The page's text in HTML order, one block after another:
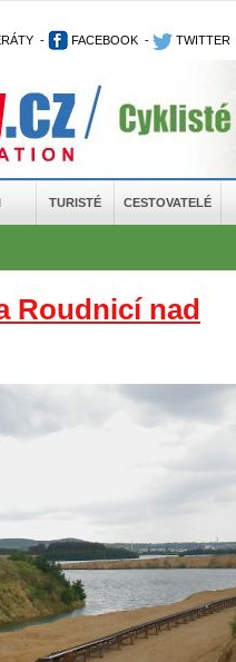
- FACEBOOK - TWITTER
TURISTÉ CESTOVATELÉ
Roudnicí nad